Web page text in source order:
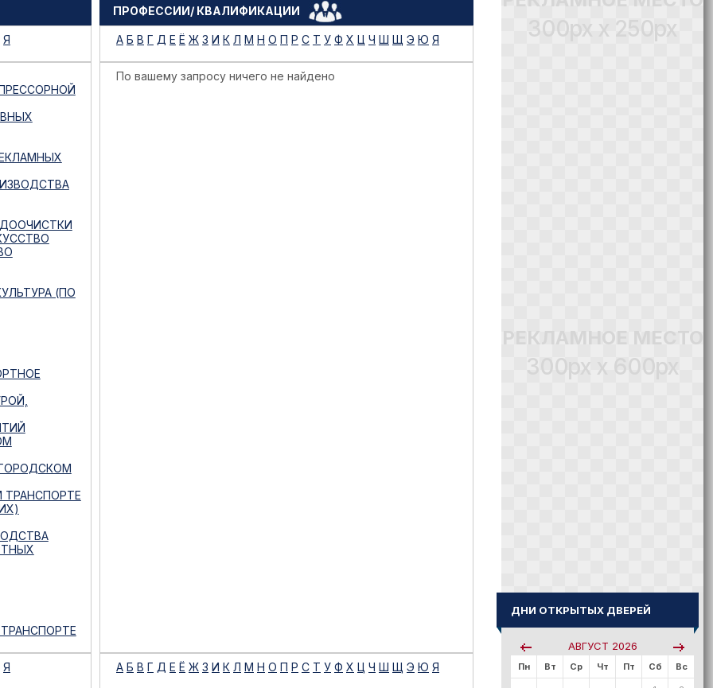
ПРОФЕССИИ/ КВАЛИФИКАЦИИ
Я А Б В Г Д Е Ё Ж З И К Л М Н О П Р С Т У Ф Х Ц Ч Ш Щ Э Ю Я
(ПО
ТРАНСПОРТЕ
По вашему запросу ничего не найдено
Я А Б В Г Д Е Ё Ж З И К Л М Н О П Р С Т У Ф Х Ц Ч Ш Щ Э Ю Я
300px x 250px
РЕКЛАМНОЕ МЕСТО
300px x 600px
ДНИ ОТКРЫТЫХ ДВЕРЕЙ
АВГУСТ 2026
Пн Вт Ср Чт Пт Сб Вс